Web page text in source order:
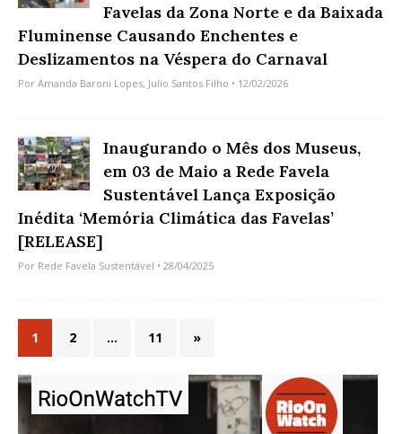
Favelas da Zona Norte e da Baixada
Fluminense Causando Enchentes e
Deslizamentos na Véspera do Carnaval
Por Amanda Baroni Lopes, Julio Santos Filho • 12/02/2026
Inaugurando o Mês dos Museus,
em 03 de Maio a Rede Favela
Sustentável Lança Exposição
Inédita ‘Memória Climática das Favelas’
[RELEASE]
Por Rede Favela Sustentável • 28/04/2025
1 2 … 11 »